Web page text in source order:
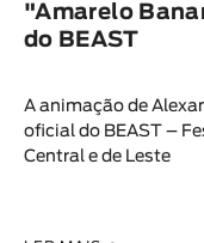
"Amarelo
do BEAST
A animação de
oficial do BEAST –
Central e de Leste